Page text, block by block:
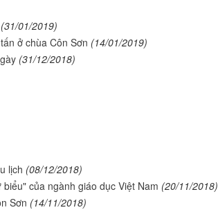
(31/01/2019)
ở chùa Côn Sơn (14/01/2019)
(31/12/2018)
lịch (08/12/2018)
của ngành giáo dục Việt Nam (20/11/2018)
Sơn (14/11/2018)